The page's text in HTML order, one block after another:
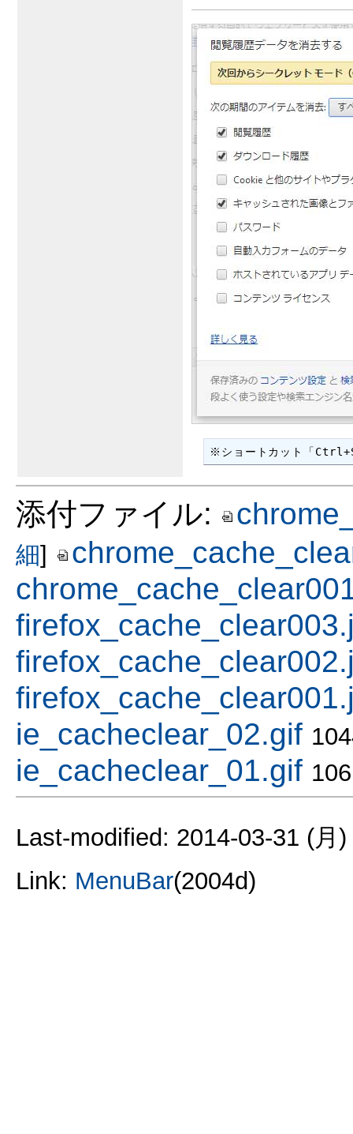
※ショートカット「
添付ファイル:
細]
ie_cacheclear_02.gif
ie_cacheclear_01.gif
Last-modified: 2014-03-31 (月
Link: MenuBar(2004d)